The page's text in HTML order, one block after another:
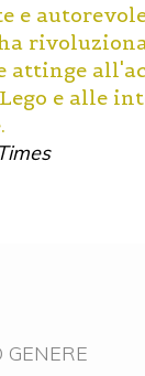
e
attinge
e alle
GENERE